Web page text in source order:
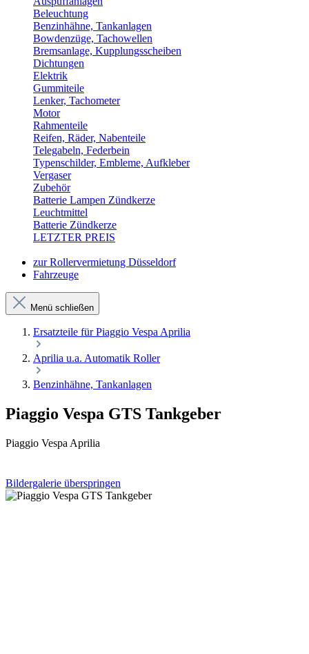
Beleuchtung
Benzinhähne, Tankanlagen
Bowdenzüge, Tachowellen
Bremsanlage, Kupplungsscheiben
Dichtungen
Elektrik
Gummiteile
Lenker, Tachometer
Motor
Rahmenteile
Reifen, Räder, Nabenteile
Telegabeln, Federbein
Typenschilder, Embleme, Aufkleber
Vergaser
Zubehör
Batterie Lampen Zündkerze
Leuchtmittel
Batterie Zündkerze
LETZTER PREIS
zur Rollervermietung Düsseldorf
Fahrzeuge
Menü schließen
Ersatzteile für Piaggio Vespa Aprilia
Aprilia u.a. Automatik Roller
Benzinhähne, Tankanlagen
Piaggio Vespa GTS Tankgeber
Piaggio Vespa Aprilia
Bildergalerie überspringen